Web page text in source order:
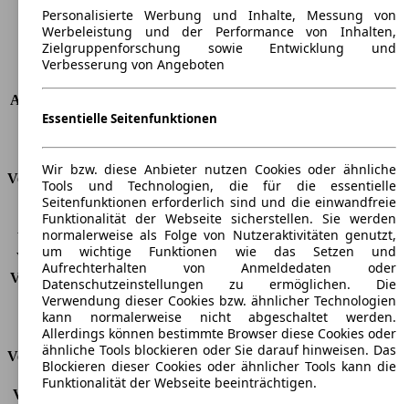
Max. Zuladung
-
Türen
5
Sitze
5
Anhängelast (ungebremst)
Anhängelast (gebremst)
700 kg
Verbrauch
CO2 Emissionen*
157 g/km (komb.)
Verbrauch (Stadt)
8,7 l/100km
Verbrauch (Land)
5,4 l/100km
Verbrauch (komb.)* 6,6 l/100km
Schadstoffklasse
EU4
Tankinhalt
55 l
Versicherungsklassen
Vollkasko
Personalisierte Werbung und Inhalte, Messung von
Werbeleistung und der Performance von Inhalten,
Zielgruppenforschung sowie Entwicklung und
Verbesserung von Angeboten
Essentielle Seitenfunktionen
Wir bzw. diese Anbieter nutzen Cookies oder ähnliche
Tools und Technologien, die für die essentielle
Seitenfunktionen erforderlich sind und die einwandfreie
Funktionalität der Webseite sicherstellen. Sie werden
normalerweise als Folge von Nutzeraktivitäten genutzt,
um wichtige Funktionen wie das Setzen und
Aufrechterhalten von Anmeldedaten oder
Datenschutzeinstellungen zu ermöglichen. Die
Verwendung dieser Cookies bzw. ähnlicher Technologien
kann normalerweise nicht abgeschaltet werden.
Allerdings können bestimmte Browser diese Cookies oder
ähnliche Tools blockieren oder Sie darauf hinweisen. Das
Blockieren dieser Cookies oder ähnlicher Tools kann die
Funktionalität der Webseite beeinträchtigen.